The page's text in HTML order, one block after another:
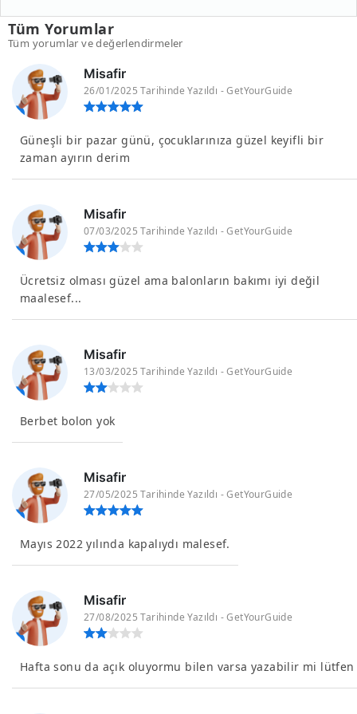
Tüm Yorumlar
Tüm yorumlar ve değerlendirmeler
Misafir
26/01/2025 Tarihinde Yazıldı - GetYourGuide
Güneşli bir pazar günü, çocuklarınıza güzel keyifli bir
zaman ayırın derim
Misafir
07/03/2025 Tarihinde Yazıldı - GetYourGuide
Ücretsiz olması güzel ama balonların bakımı iyi değil
maalesef...
Misafir
13/03/2025 Tarihinde Yazıldı - GetYourGuide
Berbet bolon yok
Misafir
27/05/2025 Tarihinde Yazıldı - GetYourGuide
Mayıs 2022 yılında kapalıydı malesef.
Misafir
27/08/2025 Tarihinde Yazıldı - GetYourGuide
Hafta sonu da açık oluyormu bilen varsa yazabilir mi lütfen